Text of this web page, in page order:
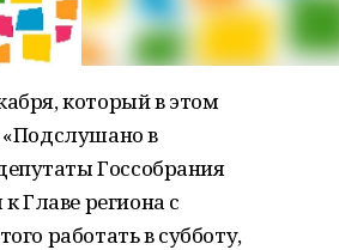
который в этом
«Подслушано в
Госсобрания
Главе региона с
работать в субботу,